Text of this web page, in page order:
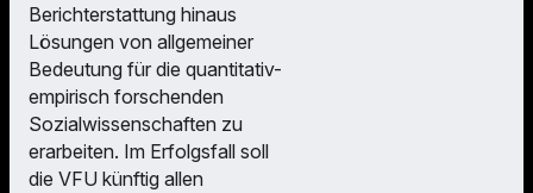
Berichterstattung hinaus
Lösungen von allgemeiner
Bedeutung für die quantitativ-
empirisch forschenden
Sozialwissenschaften zu
erarbeiten. Im Erfolgsfall soll
die VFU künftig allen